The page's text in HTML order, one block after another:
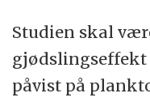
Studien skal
påvist på